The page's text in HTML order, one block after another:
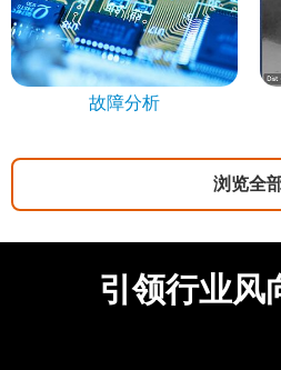
故障分析
浏览全
引领行业风